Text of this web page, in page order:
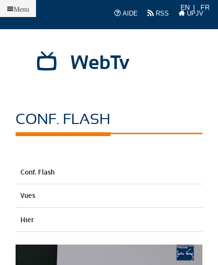
AIDE
RSS UPJV
EN FR
WebTv
Menu
CONF. FLASH
Conf. Flash
Vues
Hier